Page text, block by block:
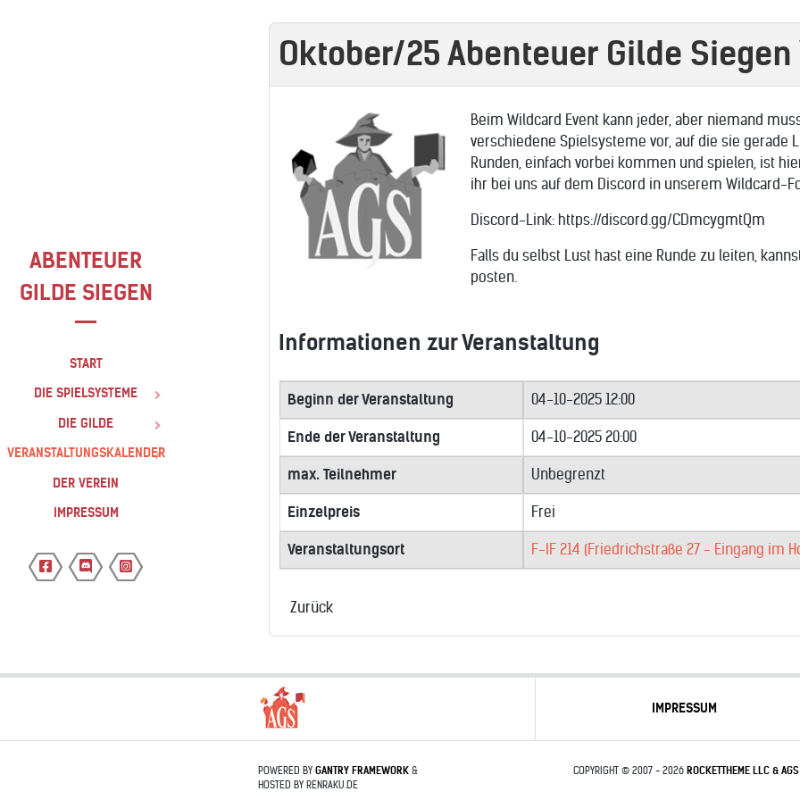
Oktober/25 Abenteuer Gilde
Beim Wildcard Event kann jeder, aber niemand
verschiedene Spielsysteme vor, auf die sie gerade
Runden, einfach vorbei kommen und spielen, ist
ihr bei uns auf dem Discord in unserem Wildcard-
Discord-Link: https://discord.gg/CDmcygmtQm
Falls du selbst Lust hast eine Runde zu leiten,
posten.
Informationen zur Veranstaltung
Beginn der Veranstaltung 04-10-2025 12:00
Ende der Veranstaltung 04-10-2025 20:00
max. Teilnehmer Unbegrenzt
Einzelpreis Frei
Veranstaltungsort F-IF 214 (Friedrichstraße 27 - Eingang im
Zurück
IMPRESSUM
POWERED BY GANTRY FRAMEWORK &
HOSTED BY RENRAKU.DE
COPYRIGHT © 2007 - 2026 ROCKETTHEME LLC & AGS
ABENTEUER
GILDE SIEGEN
START
DIE SPIELSYSTEME
DIE GILDE
VERANSTALTUNGSKALENDER
DER VEREIN
IMPRESSUM